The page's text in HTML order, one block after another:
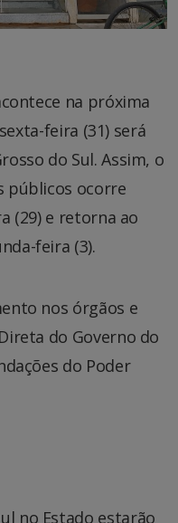
na próxima
feira (31) será
do Sul. Assim, o
públicos ocorre
(29) e retorna ao
feira (3).
nos órgãos e
do Governo do
do Poder
no Estado estarão